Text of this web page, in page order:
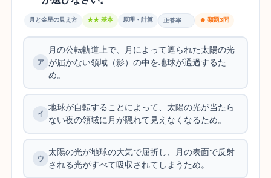
月と金星の見え方 ★★ 基本 原理・計算 正答率 — 🔥 類題3問
月の公転軌道上で、月によって遮られた太陽の光
が届かない領域（影）の中を地球が通過するた
め。
地球が自転することによって、太陽の光が当たら
ない夜の領域に月が隠れて見えなくなるため。
太陽の光が地球の大気で屈折し、月の表面で反射
される光がすべて吸収されてしまうため。